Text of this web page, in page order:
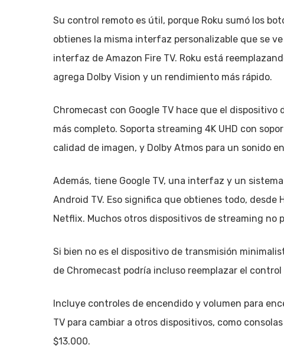
Su control remoto es útil, porque Roku sumó los
obtienes la misma interfaz personalizable que se
interfaz de Amazon Fire TV. Roku está
agrega Dolby Vision y un rendimiento más rápido.
Chromecast con Google TV hace que el
más completo. Soporta streaming 4K UHD con
calidad de imagen, y Dolby Atmos para un sonido
Además, tiene Google TV, una interfaz y un
Android TV. Eso significa que obtienes todo, desde
Netflix. Muchos otros dispositivos de streaming no
Si bien no es el dispositivo de transmisión
de Chromecast podría incluso reemplazar el
Incluye controles de encendido y volumen para
TV para cambiar a otros dispositivos, como
$13.000.